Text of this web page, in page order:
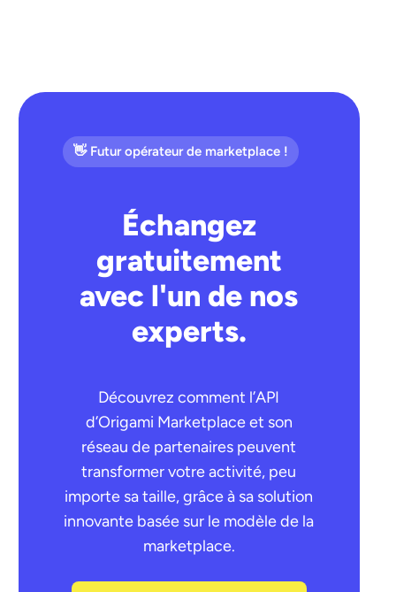
👋 Futur opérateur de marketplace !
Échangez
gratuitement
avec l'un de nos
experts.
Découvrez comment l’API
d’Origami Marketplace et son
réseau de partenaires peuvent
transformer votre activité, peu
importe sa taille, grâce à sa solution
innovante basée sur le modèle de la
marketplace.